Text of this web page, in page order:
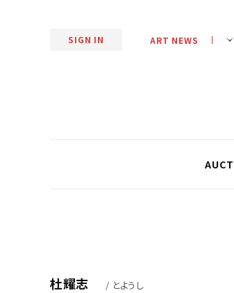
SIGN IN ART NEWS
杜耀志 / とようし